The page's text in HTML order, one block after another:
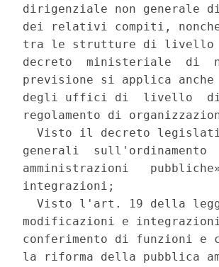
dirigenziale non generale
dei relativi compiti,
tra le strutture di livello
decreto  ministeriale  di
previsione si applica
degli uffici di  livello
regolamento di
Visto il decreto
generali
amministrazioni
integrazioni;
Visto l'art. 19 della
modificazioni e
conferimento di funzioni
la riforma della pubblica